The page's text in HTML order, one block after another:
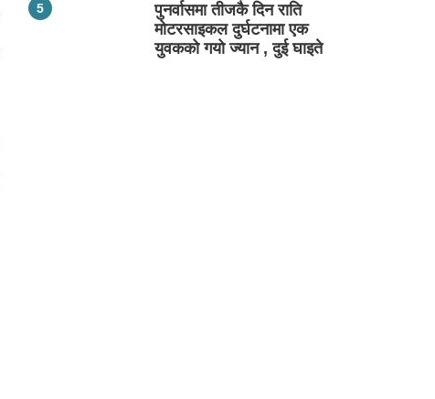
पुनर्वासमा तीजकै दिन राति
मोटरसाइकल दुर्घटनामा एक
युवकको गयो ज्यान , दुई घाइते